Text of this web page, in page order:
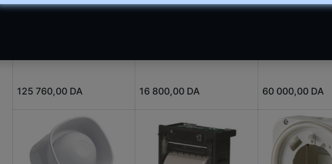
125 760,00 DA 16 800,00 DA
[FCA2001-A1]
60 000,00 DA